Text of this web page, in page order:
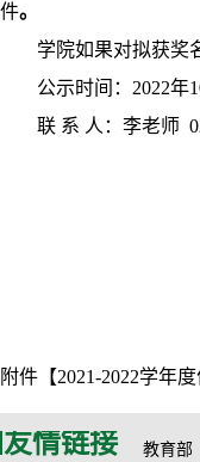
件。
学院如果对拟获奖
公示时间： 2022年
联 系 人：李老师
附件【2021-2022学年
友情链接 教育部